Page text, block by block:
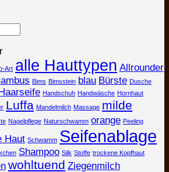
Art alle Hauttypen Allrounder
Bims Bimsstein blau Bürste Dusche
Handschuh Handwäsche Hornhaut
Luffa Mandelmilch Massage milde
Nagelpflege Naturschwamm orange Peeling
Haut Schwamm Seifenablage
Shampoo Silk Stoffe trockene Kopfhaut
wohltuend Ziegenmilch